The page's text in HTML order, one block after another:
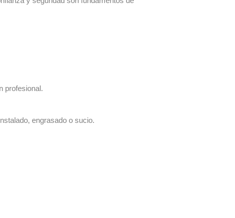
profesional.
engrasado o sucio.